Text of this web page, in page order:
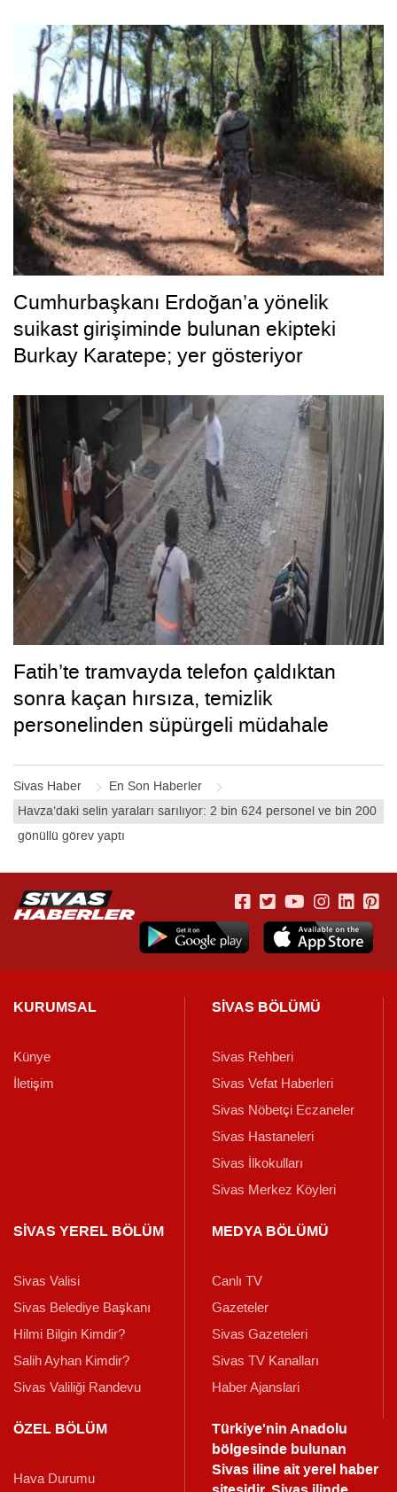
Sivas Haber
En Son Haberler
Havza’daki selin yaraları sarılıyor: 2 bin 624 personel ve bin 200
gönüllü görev yaptı
Cumhurbaşkanı Erdoğan’a yönelik
suikast girişiminde bulunan ekipteki
Burkay Karatepe; yer gösteriyor
Fatih’te tramvayda telefon çaldıktan
sonra kaçan hırsıza, temizlik
personelinden süpürgeli müdahale
KURUMSAL
Künye
İletişim
SİVAS BÖLÜMÜ
Sivas Rehberi
Sivas Vefat Haberleri
Sivas Nöbetçi Eczaneler
Sivas Hastaneleri
Sivas İlkokulları
Sivas Merkez Köyleri
SİVAS YEREL BÖLÜM
Sivas Valisi
Sivas Belediye Başkanı
Hilmi Bilgin Kimdir?
Salih Ayhan Kimdir?
Sivas Valiliği Randevu
MEDYA BÖLÜMÜ
Canlı TV
Gazeteler
Sivas Gazeteleri
Sivas TV Kanalları
Haber Ajanslari
ÖZEL BÖLÜM
Hava Durumu
Türkiye'nin Anadolu
bölgesinde bulunan
Sivas iline ait yerel haber